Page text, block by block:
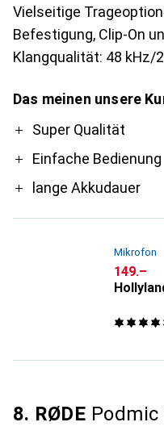
Vielseitige
Befestigung, Clip-On
Klangqualität: 48 kHz/
Das meinen unsere
ProSuper Qualität
Einfache Bedienung
lange Akkudauer
Mikrofon
CHF
149.–
8. RØDE Podmic